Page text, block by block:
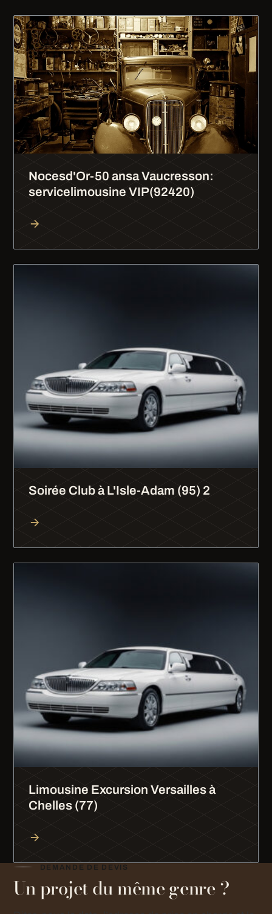
Nocesd'Or-50 ansa Vaucresson:
servicelimousine VIP(92420)
Soirée Club à L'Isle-Adam (95) 2
Limousine Excursion Versailles à
Chelles (77)
DEMANDE DE DEVIS
Un projet du même genre ?